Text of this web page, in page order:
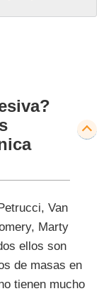
Van
Marty
ellos son
de masas en
tienen mucho